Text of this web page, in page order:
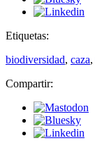
Etiquetas:
biodiversidad, caza,
Compartir: